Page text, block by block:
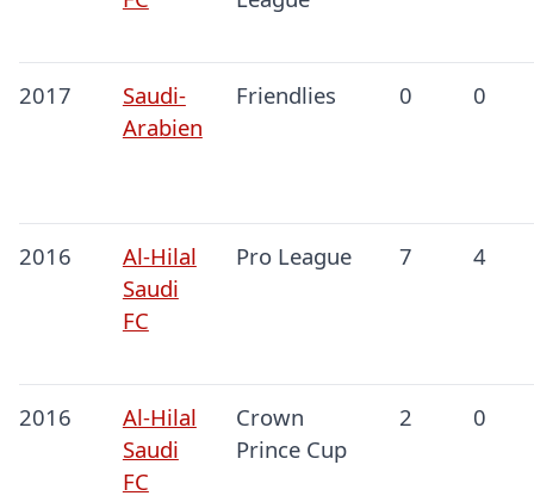
2017
Saudi-
Arabien
Friendlies 0 0
2016
Al-Hilal
Saudi
FC
Pro League 7 4
2016
Al-Hilal
Saudi
FC
Crown
Prince Cup
2 0